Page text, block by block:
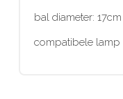
bal diameter: 17cm
compatibele lamp